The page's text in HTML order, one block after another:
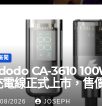
聞
CA-3610
電線正式上市，售
2026 JOSEPH